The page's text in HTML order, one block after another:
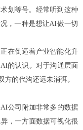
划等号。 经常听到这种
，一种是想让AI做一切
在倒逼着产业智能化升
的认识。对于沟通层面
方的代沟还远未消弭。
公司附加非常多的数据
，一方面数据可视化很